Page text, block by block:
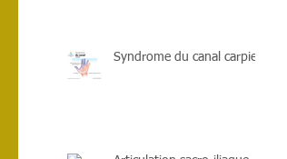
Syndrome du canal carpien